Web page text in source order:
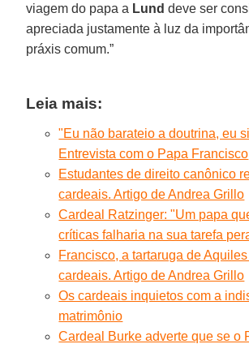
viagem do papa a Lund deve ser
apreciada justamente à luz da
práxis comum.”
Leia mais:
"Eu não barateio a doutrina, eu
Entrevista com o Papa Francisco
Estudantes de direito canônico
cardeais. Artigo de Andrea Grillo
Cardeal Ratzinger: "Um papa
críticas falharia na sua tarefa
Francisco, a tartaruga de
cardeais. Artigo de Andrea Grillo
Os cardeais inquietos com a
matrimônio
Cardeal Burke adverte que se o